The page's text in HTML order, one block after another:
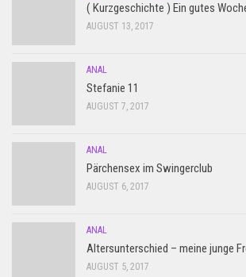
( Kurzgeschichte ) Ein gutes
AUGUST 13, 2017
ANAL
Stefanie 11
AUGUST 7, 2017
ANAL
Pärchensex im Swingerclub
AUGUST 6, 2017
ANAL
Altersunterschied – meine junge
AUGUST 5, 2017